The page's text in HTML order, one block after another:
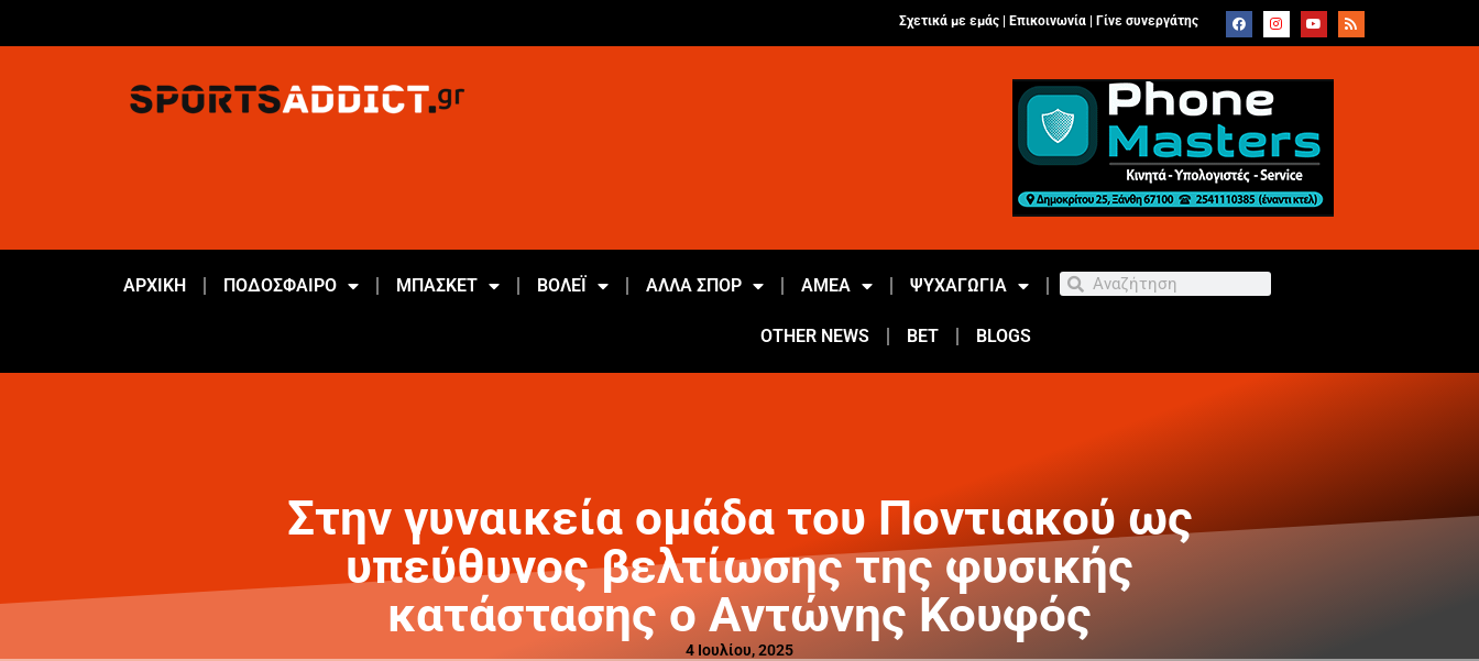
Σχετικά με εμάς | Επικοινωνία Γίνε συνεργάτης
ΑΡΧΙΚΗ ΠΟΔΟΣΦΑΙΡΟ ΜΠΑΣΚΕΤ ΒΟΛΕΪ ΑΛΛΑ ΣΠΟΡ ΑΜΕΑ ΨΥΧΑΓΩΓΙΑ
OTHER NEWS BET BLOGS
Στην γυναικεία ομάδα του Ποντιακού ως
υπεύθυνος βελτίωσης της φυσικής
κατάστασης ο Αντώνης Κουφός
4 Ιουλίου, 2025